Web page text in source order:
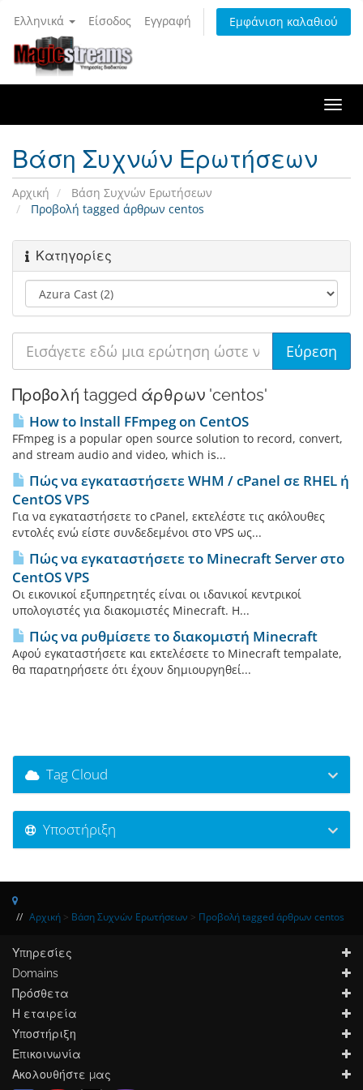
Ελληνικά Είσοδος Εγγραφή Εμφάνιση καλαθιού
Βάση Συχνών Ερωτήσεων
Αρχική
Βάση Συχνών Ερωτήσεων
Προβολή tagged άρθρων centos
Κατηγορίες
Προβολή tagged άρθρων 'centos'
How to Install FFmpeg on CentOS
FFmpeg is a popular open source solution to record, convert,
and stream audio and video, which is...
Πώς να εγκαταστήσετε WHM / cPanel σε RHEL ή
CentOS VPS
Για να εγκαταστήσετε το cPanel, εκτελέστε τις ακόλουθες
εντολές ενώ είστε συνδεδεμένοι στο VPS ως...
Πώς να εγκαταστήσετε το Minecraft Server στο
CentOS VPS
Οι εικονικοί εξυπηρετητές είναι οι ιδανικοί κεντρικοί
υπολογιστές για διακομιστές Minecraft. Η...
Πώς να ρυθμίσετε το διακομιστή Minecraft
Αφού εγκαταστήσετε και εκτελέσετε το Minecraft tempalate,
θα παρατηρήσετε ότι έχουν δημιουργηθεί...
Tag Cloud
Υποστήριξη
Αρχική > Βάση Συχνών Ερωτήσεων > Προβολή tagged άρθρων centos
Υπηρεσίες
Domains
Πρόσθετα
Η εταιρεία
Υποστήριξη
Επικοινωνία
Ακολουθήστε μας